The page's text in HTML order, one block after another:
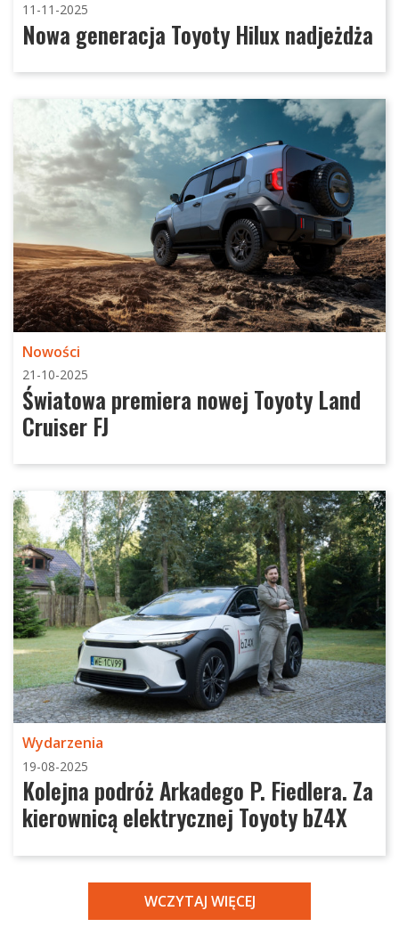
11-11-2025
Nowa generacja Toyoty Hilux nadjeżdża
Nowości
21-10-2025
Światowa premiera nowej Toyoty Land
Cruiser FJ
Wydarzenia
19-08-2025
Kolejna podróż Arkadego P. Fiedlera. Za
kierownicą elektrycznej Toyoty bZ4X
WCZYTAJ WIĘCEJ